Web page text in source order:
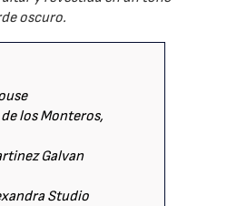
oscuro.
los Monteros,
Galvan
Studio